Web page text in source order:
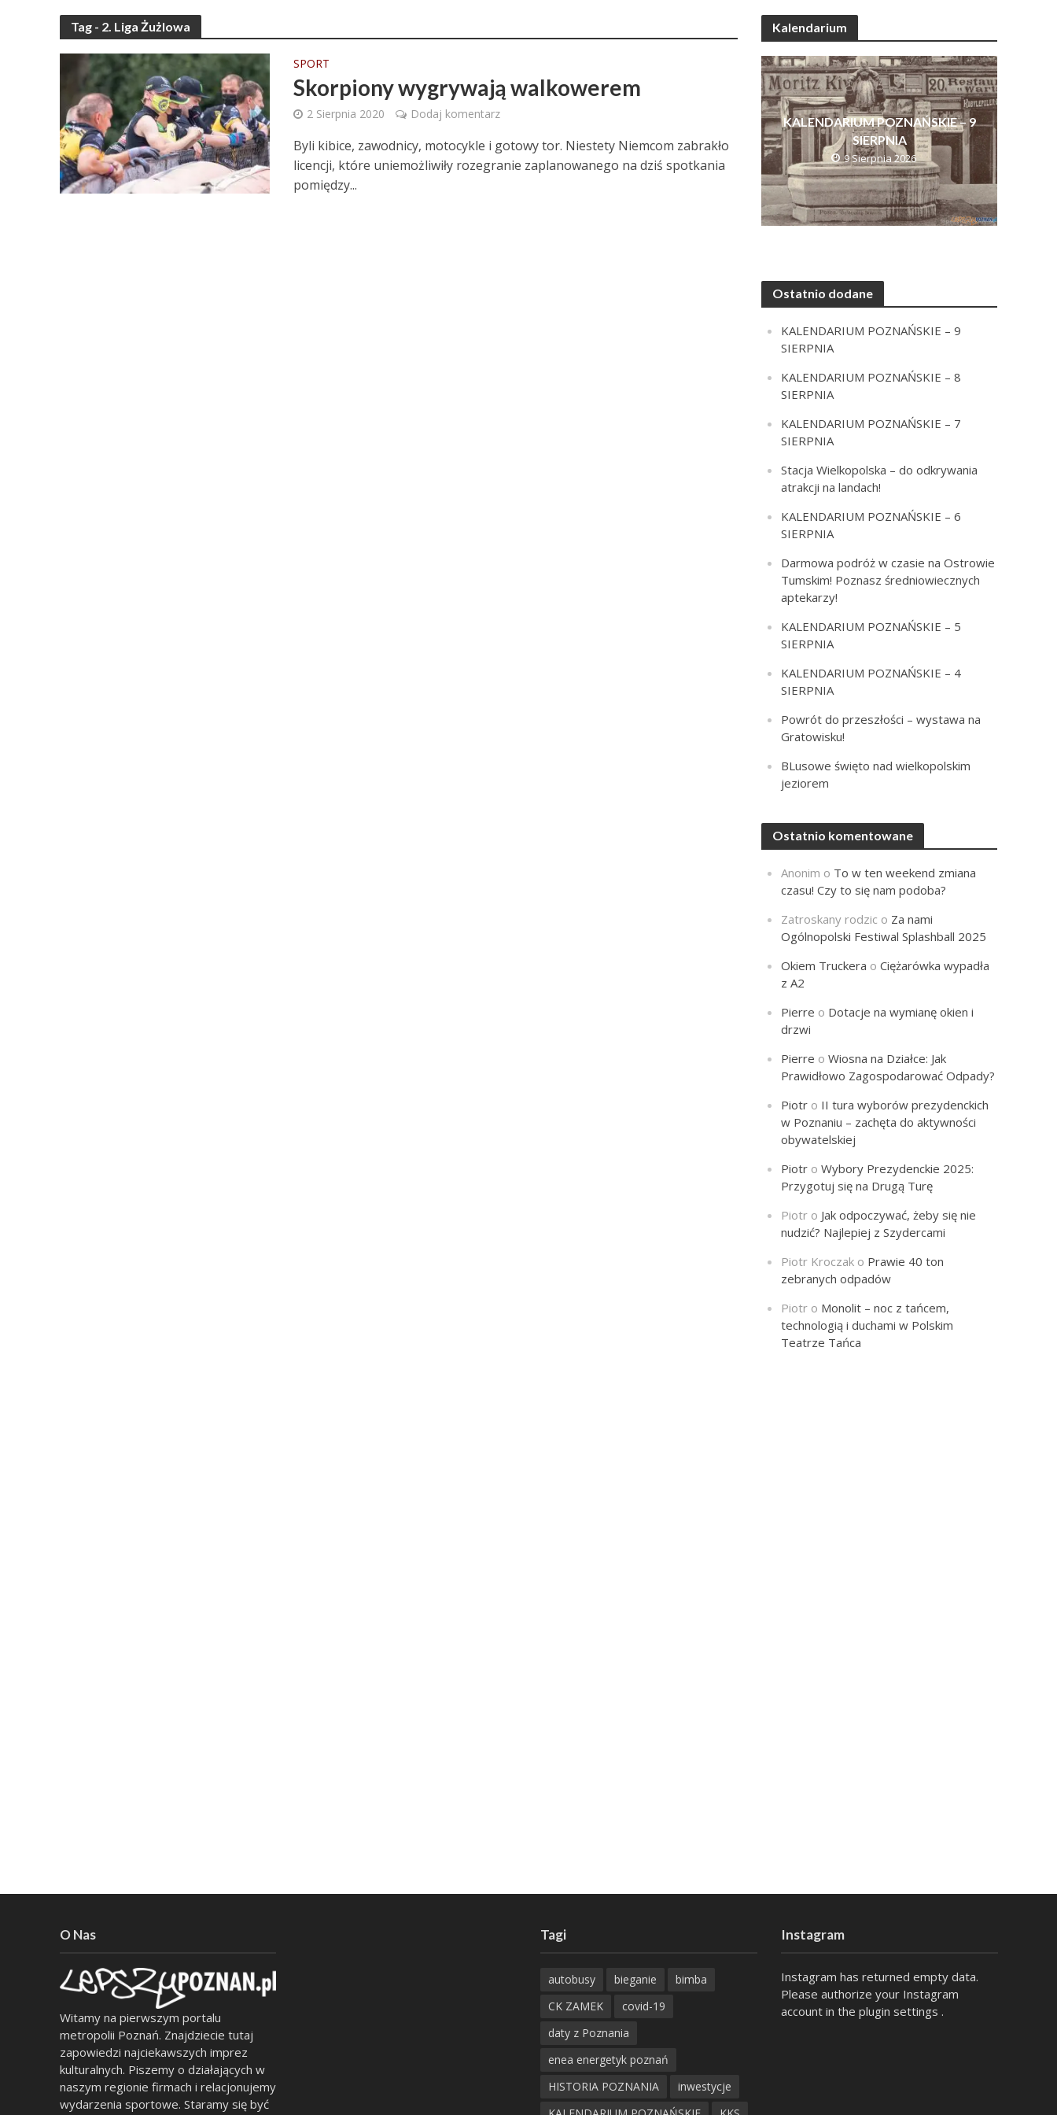
Tag - 2. Liga Żużlowa
SPORT
Skorpiony wygrywają walkowerem
2 Sierpnia 2020 Dodaj komentarz
Byli kibice, zawodnicy, motocykle i gotowy tor. Niestety Niemcom zabrakło
licencji, które uniemożliwiły rozegranie zaplanowanego na dziś spotkania
pomiędzy...
Kalendarium
KALENDARIUM POZNAŃSKIE – 9
SIERPNIA
9 Sierpnia 2026
Ostatnio dodane
KALENDARIUM POZNAŃSKIE – 9
SIERPNIA
KALENDARIUM POZNAŃSKIE – 8
SIERPNIA
KALENDARIUM POZNAŃSKIE – 7
SIERPNIA
Stacja Wielkopolska – do odkrywania
atrakcji na landach!
KALENDARIUM POZNAŃSKIE – 6
SIERPNIA
Darmowa podróż w czasie na Ostrowie
Tumskim! Poznasz średniowiecznych
aptekarzy!
KALENDARIUM POZNAŃSKIE – 5
SIERPNIA
KALENDARIUM POZNAŃSKIE – 4
SIERPNIA
Powrót do przeszłości – wystawa na
Gratowisku!
BLusowe święto nad wielkopolskim
jeziorem
Ostatnio komentowane
Anonim o To w ten weekend zmiana
czasu! Czy to się nam podoba?
Zatroskany rodzic o Za nami
Ogólnopolski Festiwal Splashball 2025
Okiem Truckera oCiężarówka wypadła
z A2
Pierre o Dotacje na wymianę okien i
drzwi
Pierre oWiosna na Działce: Jak
Prawidłowo Zagospodarować Odpady?
Piotr o II tura wyborów prezydenckich
w Poznaniu – zachęta do aktywności
obywatelskiej
Piotr oWybory Prezydenckie 2025:
Przygotuj się na Drugą Turę
Piotr o Jak odpoczywać, żeby się nie
nudzić? Najlepiej z Szydercami
Piotr Kroczak o Prawie 40 ton
zebranych odpadów
Piotr o Monolit – noc z tańcem,
technologią i duchami w Polskim
Teatrze Tańca
O Nas
Witamy na pierwszym portalu
metropolii Poznań. Znajdziecie tutaj
zapowiedzi najciekawszych imprez
kulturalnych. Piszemy o działających w
naszym regionie firmach i relacjonujemy
wydarzenia sportowe. Staramy się być
Tagi
autobusy bieganie
bimba
CK ZAMEK
covid-19
daty z Poznania
enea energetyk poznań
HISTORIA POZNANIA
inwestycje
Instagram
Instagram has returned empty data.
Please authorize your Instagram
account in the plugin settings .